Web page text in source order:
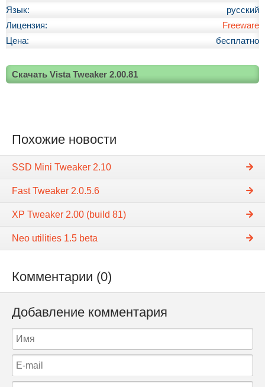
Язык:
русский
Лицензия:
Freeware
Цена:
бесплатно
Скачать Vista Tweaker 2.00.81
Похожие новости
SSD Mini Tweaker 2.10
Fast Tweaker 2.0.5.6
XP Tweaker 2.00 (build 81)
Neo utilities 1.5 beta
Комментарии (0)
Добавление комментария